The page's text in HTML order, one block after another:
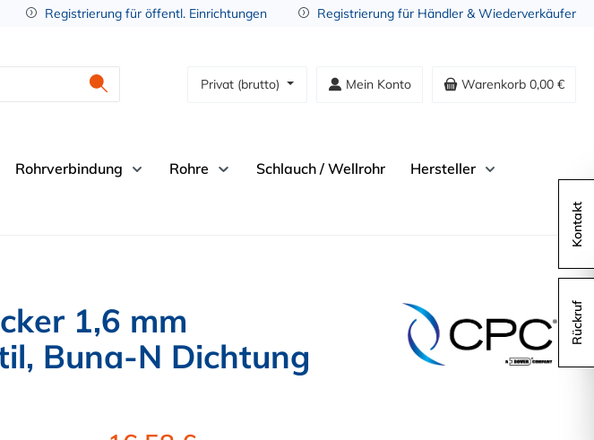
Registrierung für öffentl. Einrichtungen Registrierung für Händler & Wiederverkäufer
Privat (brutto) Mein Konto Warenkorb 0,00 €
Rohrverbindung Rohre Schlauch / Wellrohr Hersteller
1,6 mm
Buna-N Dichtung
Kontakt
Rückruf